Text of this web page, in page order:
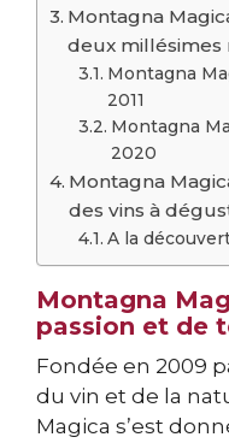
Montagna
deux
Montagna
2011
Montagna
2020
Montagna
des vins à
A la
Montagna
passion et de
Fondée en 2009
du vin et de la
Magica s’est